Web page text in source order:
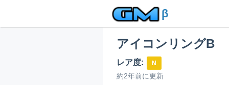
β
アイコンリングB
レア度: N
約2年前に更新